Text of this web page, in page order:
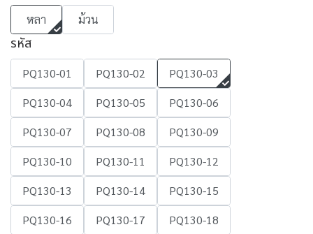
หลา ม้วน
รหัส
PQ130-01 PQ130-02
PQ130-03
PQ130-04
PQ130-05
PQ130-06
PQ130-07
PQ130-08
PQ130-09
PQ130-10
PQ130-11
PQ130-12
PQ130-13
PQ130-14
PQ130-15
PQ130-16
PQ130-17 PQ130-18